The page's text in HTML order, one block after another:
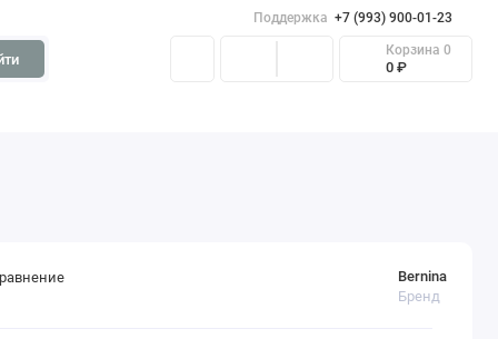
Поддержка +7 (993) 900-01-23
Корзина 0
0 ₽
Bernina
Бренд